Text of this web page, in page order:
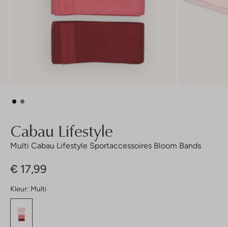
Cabau Lifestyle
Multi Cabau Lifestyle Sportaccessoires Bloom Bands
€ 17,99
Kleur: Multi